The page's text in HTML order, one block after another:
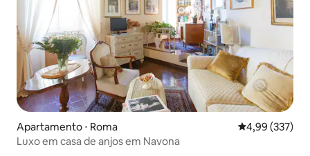
Apartamento ⋅ Roma 4,99 de uma
4,99 (337)
Luxo em casa de anjos em Navona